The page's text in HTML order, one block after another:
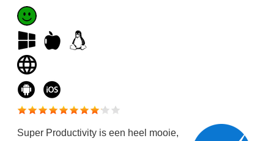
Super Productivity is een heel mooie,